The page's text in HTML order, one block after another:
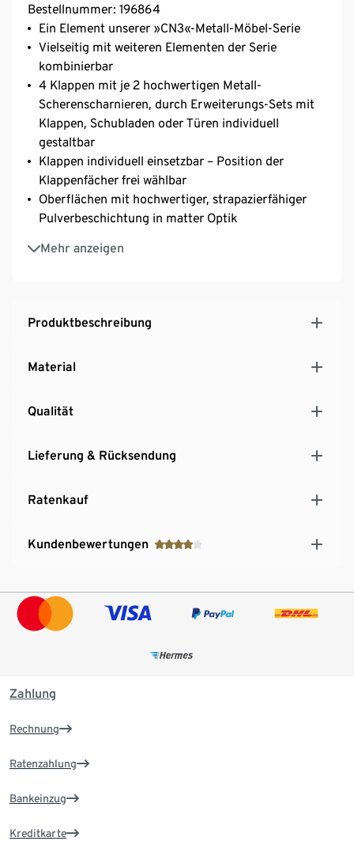
Bestellnummer: 196864
Ein Element unserer »CN3«-Metall-Möbel-Serie
Vielseitig mit weiteren Elementen der Serie
kombinierbar
4 Klappen mit je 2 hochwertigen Metall-
Scherenscharnieren, durch Erweiterungs-Sets mit
Klappen, Schubladen oder Türen individuell
gestaltbar
Klappen individuell einsetzbar – Position der
Klappenfächer frei wählbar
Oberflächen mit hochwertiger, strapazierfähiger
Pulverbeschichtung in matter Optik
Mehr anzeigen
Verchromtes Metallgestell und Knaufgriffe
Mit höhenverstellbaren Kunststofffüßen für einen
Produktbeschreibung
Material
Qualität
Lieferung & Rücksendung
Ratenkauf
Kundenbewertungen
Zahlung
Rechnung
Ratenzahlung
Bankeinzug
Kreditkarte